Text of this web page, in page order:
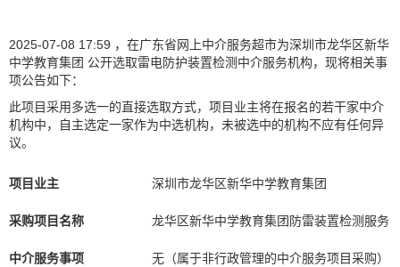
2025-07-08 17:59 ，在广东省网上中介服务超市为深圳市龙华区新华
中学教育集团 公开选取雷电防护装置检测中介服务机构，现将相关事
项公告如下：
此项目采用多选一的直接选取方式，项目业主将在报名的若干家中介
机构中，自主选定一家作为中选机构，未被选中的机构不应有任何异
议。
项目业主 深圳市龙华区新华中学教育集团
采购项目名称 龙华区新华中学教育集团防雷装置检测服务
中介服务事项 无（属于非行政管理的中介服务项目采购）